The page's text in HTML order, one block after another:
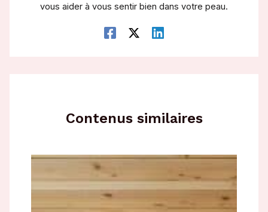
vous aider à vous sentir bien dans votre peau.
Contenus similaires